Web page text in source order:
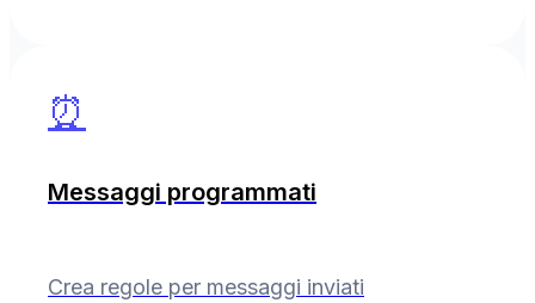
⏰
Messaggi programmati
Crea regole per messaggi inviati